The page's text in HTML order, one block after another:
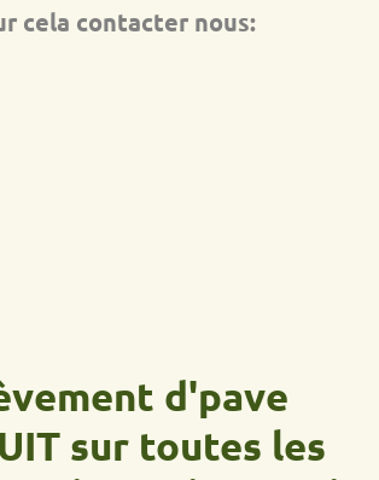
cela contacter nous:
d'pave
sur toutes les